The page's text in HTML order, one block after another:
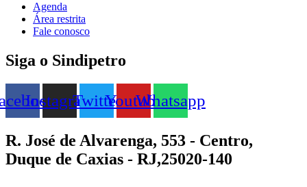
Agenda
Área restrita
Fale conosco
Siga o Sindipetro
InstagramTwitterYoutubeWhatsapp
R. José de Alvarenga, 553 - Centro,
Duque de Caxias - RJ,25020-140